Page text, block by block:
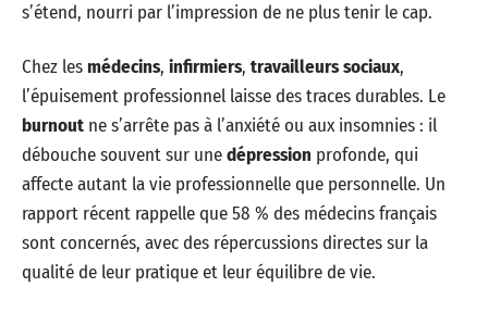
s’étend, nourri par l’impression de ne plus tenir le cap.
Chez lesmédecins, infirmiers, travailleurs sociaux,
l’épuisement professionnel laisse des traces durables. Le
burnout ne s’arrête pas à l’anxiété ou aux insomnies : il
débouche souvent sur unedépression profonde, qui
affecte autant la vie professionnelle que personnelle. Un
rapport récent rappelle que 58 % des médecins français
sont concernés, avec des répercussions directes sur la
qualité de leur pratique et leur équilibre de vie.